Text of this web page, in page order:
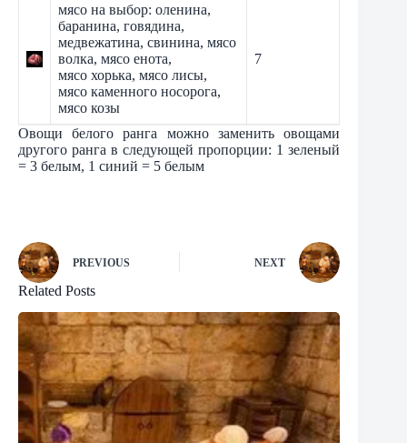
мясо на выбор: оленина,
баранина, говядина,
медвежатина, свинина, мясо
волка, мясо енота,
мясо хорька, мясо лисы,
мясо каменного носорога,
мясо козы
7
Овощи белого ранга можно заменить овощами
другого ранга в следующей пропорции: 1 зеленый
= 3 белым, 1 синий = 5 белым
PREVIOUS NEXT
Related Posts